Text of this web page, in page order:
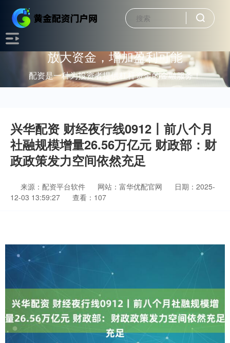
放大资金，增加盈利可能
配资是一种为投资者提供杠杆资金的金融服务！
兴华配资 财经夜行线0912丨前八个月
社融规模增量26.56万亿元 财政部：财
政政策发力空间依然充足
来源：配资平台软件 网站：富华优配官网
日期：2025-
12-03 13:59:27
查看：107